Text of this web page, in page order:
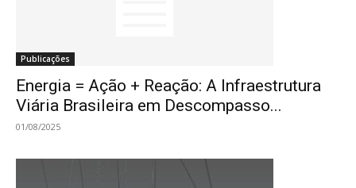
Publicações
Energia = Ação + Reação: A Infraestrutura
Viária Brasileira em Descompasso...
01/08/2025